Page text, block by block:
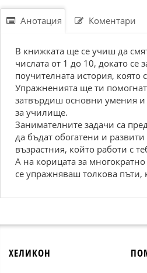
Анотация Коментари
В книжката ще се учиш да
числата от 1 до 10, докато се
поучителната история, която
Упражненията ще ти
затвърдиш основни умения
за училище.
Занимателните задачи са
да бъдат обогатени и развити
възрастния, който работи с
А на корицата за
се упражняваш толкова пъти,
ХЕЛИКОН